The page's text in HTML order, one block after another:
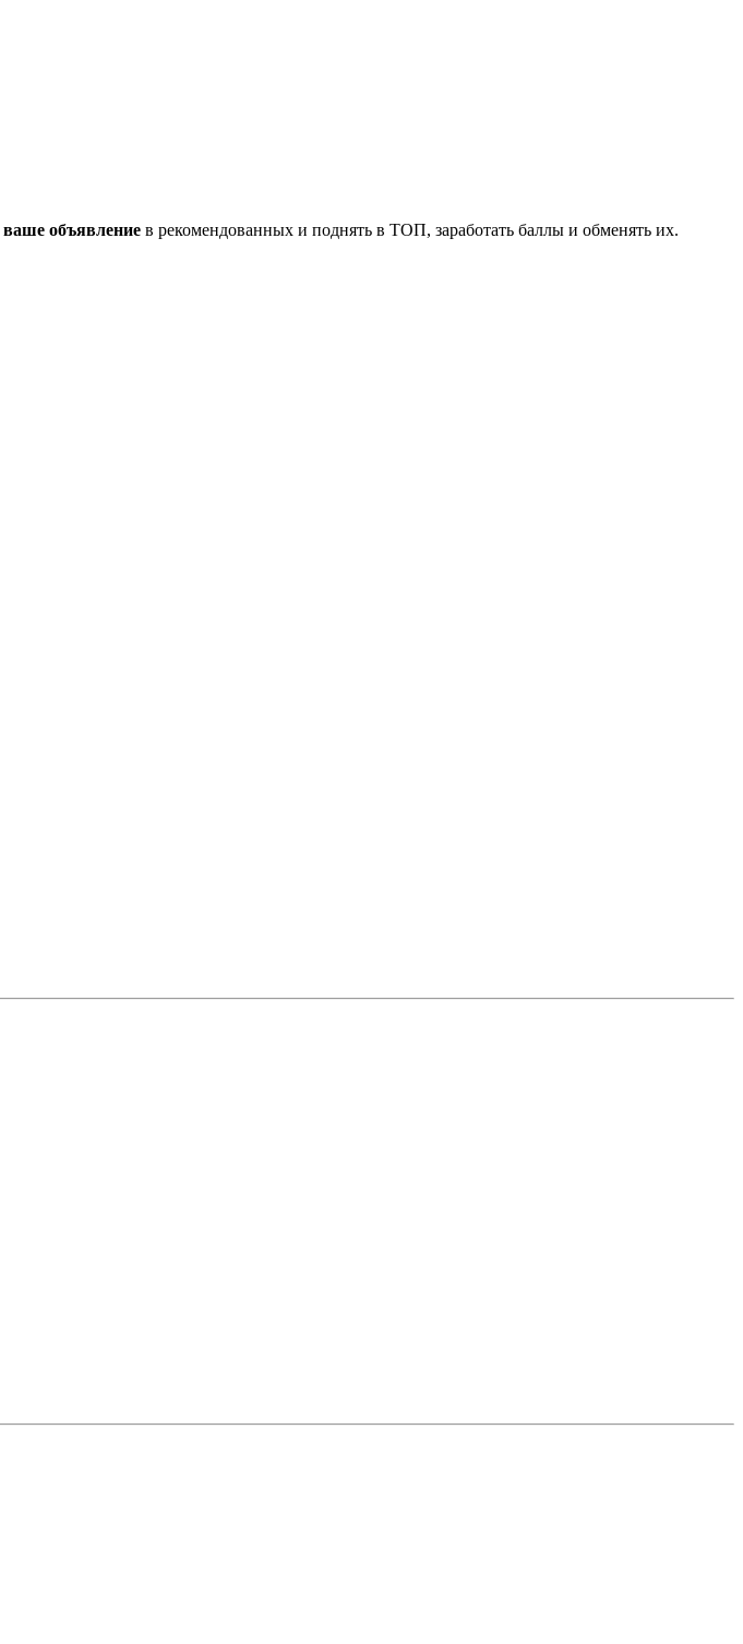
ваше объявление в рекомендованных и поднять в ТОП, заработать баллы и обменять их.